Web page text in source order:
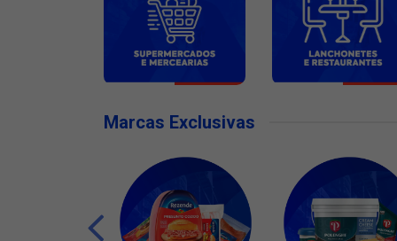
Marcas Exclusivas